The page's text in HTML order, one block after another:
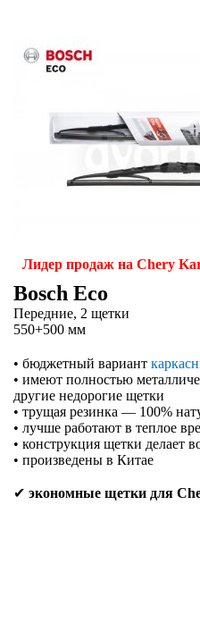
Лидер продаж на Chery
Bosch Eco
Передние, 2 щетки
550+500 мм
• бюджетный вариант
• имеют полностью
другие недорогие щетки
• трущая резинка — 100%
• лучше работают в теплое
• конструкция щетки делает
• произведены в Китае
✔ экономные щетки для